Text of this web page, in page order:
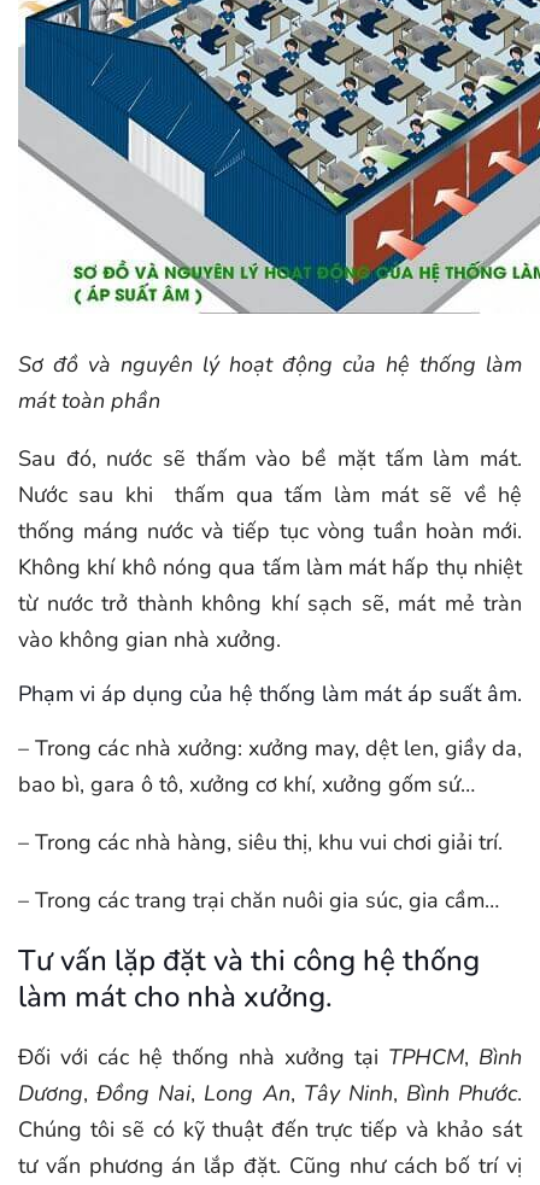
Sơ đồ và nguyên lý hoạt động của hệ thống làm
mát toàn phần
Sau đó, nước sẽ thấm vào bề mặt tấm làm mát.
Nước sau khi thấm qua tấm làm mát sẽ về hệ
thống máng nước và tiếp tục vòng tuần hoàn mới.
Không khí khô nóng qua tấm làm mát hấp thụ nhiệt
từ nước trở thành không khí sạch sẽ, mát mẻ tràn
vào không gian nhà xưởng.
Phạm vi áp dụng của hệ thống làm mát áp suất âm.
– Trong các nhà xưởng: xưởng may, dệt len, giầy da,
bao bì, gara ô tô, xưởng cơ khí, xưởng gốm sứ…
– Trong các nhà hàng, siêu thị, khu vui chơi giải trí.
– Trong các trang trại chăn nuôi gia súc, gia cầm…
Tư vấn lặp đặt và thi công hệ thống
làm mát cho nhà xưởng.
Đối với các hệ thống nhà xưởng tại TPHCM, Bình
Dương,Đồng Nai, Long An, Tây Ninh, Bình Phước.
Chúng tôi sẽ có kỹ thuật đến trực tiếp và khảo sát
tư vấn phương án lắp đặt. Cũng như cách bố trí vị